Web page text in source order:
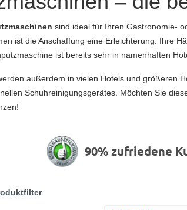
sind ideal für Ihren Gastronomie-
ist die Anschaffung eine Erleichterung. Ihre
ist bereits sehr in namenhaften
außerdem in vielen Hotels und größeren
Schuhreinigungsgerätes. Möchten Sie
90% zufriedene